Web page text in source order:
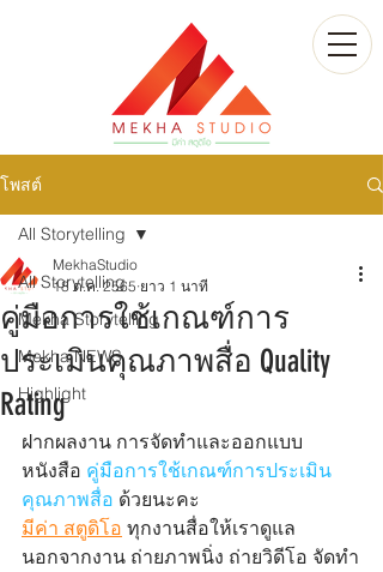
โพสต์
All Storytelling
Mekha Storytelling
Mekha NEWS
Highlight
All Storytelling
คู่มือการใช้เกณฑ์การ
ประเมินคุณภาพสื่อ Quality
Rating
MekhaStudio
18 ต.ค. 2565 ยาว 1 นาที
ฝากผลงาน การจัดทำและออกแบบ
หนังสือ คู่มือการใช้เกณฑ์การประเมิน
คุณภาพสื่อ ด้วยนะคะ
มีค่า สตูดิโอ ทุกงานสื่อให้เราดูแล
นอกจากงาน ถ่ายภาพนิ่ง ถ่ายวิดีโอ จัดทำ